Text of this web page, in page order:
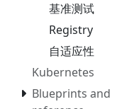
基准测试
Registry
自适应性
Kubernetes
Blueprints and